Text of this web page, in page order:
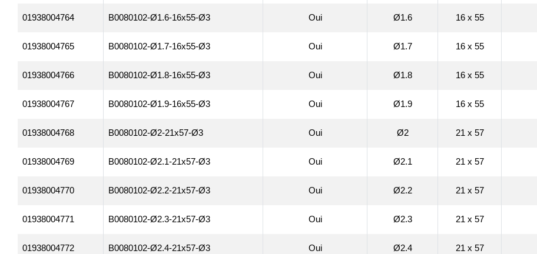
01938004764 B0080102-Ø1.6-16x55-Ø3 Oui Ø1.6 16 x 55
01938004765 B0080102-Ø1.7-16x55-Ø3 Oui Ø1.7 16 x 55
01938004766 B0080102-Ø1.8-16x55-Ø3 Oui Ø1.8 16 x 55
01938004767 B0080102-Ø1.9-16x55-Ø3 Oui Ø1.9 16 x 55
01938004768 B0080102-Ø2-21x57-Ø3 Oui Ø2 21 x 57
01938004769 B0080102-Ø2.1-21x57-Ø3 Oui Ø2.1 21 x 57
01938004770 B0080102-Ø2.2-21x57-Ø3 Oui Ø2.2 21 x 57
01938004771 B0080102-Ø2.3-21x57-Ø3 Oui Ø2.3 21 x 57
01938004772 B0080102-Ø2.4-21x57-Ø3 Oui Ø2.4 21 x 57